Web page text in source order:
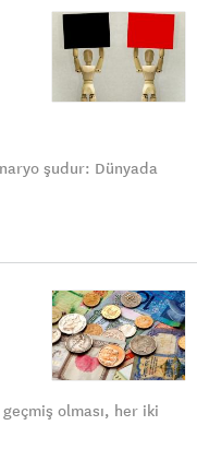
şudur: Dünyada
olması, her iki